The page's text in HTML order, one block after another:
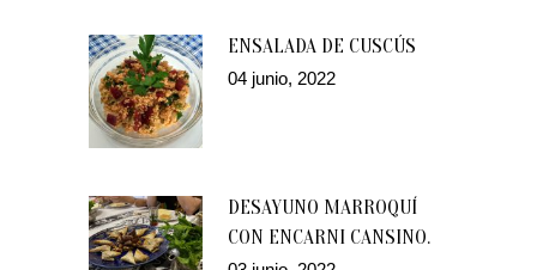
ENSALADA DE CUSCÚS
04 junio, 2022
DESAYUNO MARROQUÍ
CON ENCARNI CANSINO.